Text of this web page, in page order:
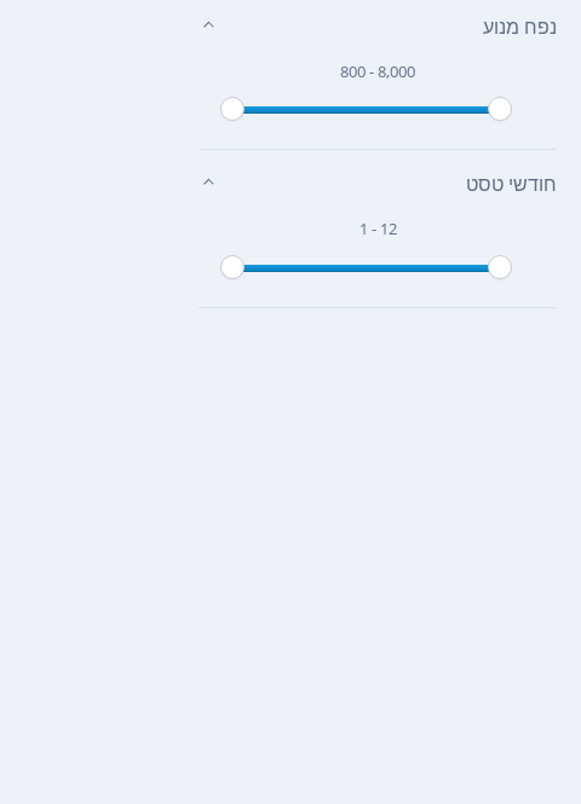
נפח מנוע
800 - 8,000
חודשי טסט
1 - 12